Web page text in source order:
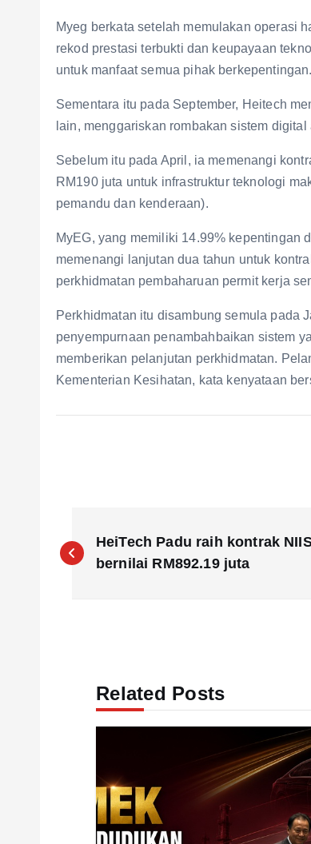
Myeg berkata setelah memulakan operasi
rekod prestasi terbukti dan keupayaan
untuk manfaat semua pihak berkepentingan.
Sementara itu pada September, Heitech
lain, menggariskan rombakan sistem digital
Sebelum itu pada April, ia memenangi
RM190 juta untuk infrastruktur teknologi
pemandu dan kenderaan).
MyEG, yang memiliki 14.99% kepentingan
memenangi lanjutan dua tahun untuk
perkhidmatan pembaharuan permit kerja
Perkhidmatan itu disambung semula pada
penyempurnaan penambahbaikan sistem
memberikan pelanjutan perkhidmatan.
Kementerian Kesihatan, kata kenyataan
o
HeiTech Padu raih kontrak
bernilai RM892.19 juta
Related Posts